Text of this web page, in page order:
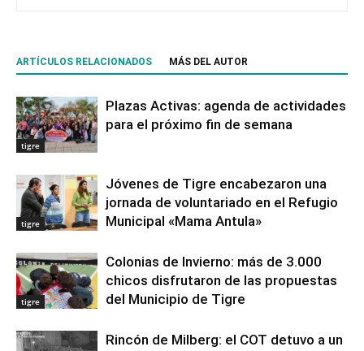
ARTÍCULOS RELACIONADOS MÁS DEL AUTOR
tigre
Plazas Activas: agenda de actividades
para el próximo fin de semana
tigre
Jóvenes de Tigre encabezaron una
jornada de voluntariado en el Refugio
Municipal «Mama Antula»
tigre
Colonias de Invierno: más de 3.000
chicos disfrutaron de las propuestas
del Municipio de Tigre
Rincón de Milberg: el COT detuvo a un